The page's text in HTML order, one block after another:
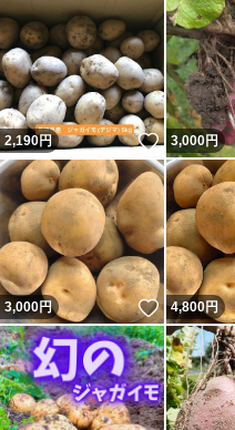
2,190円 いいね！
3,000円
3,000円 いいね！
4,800円